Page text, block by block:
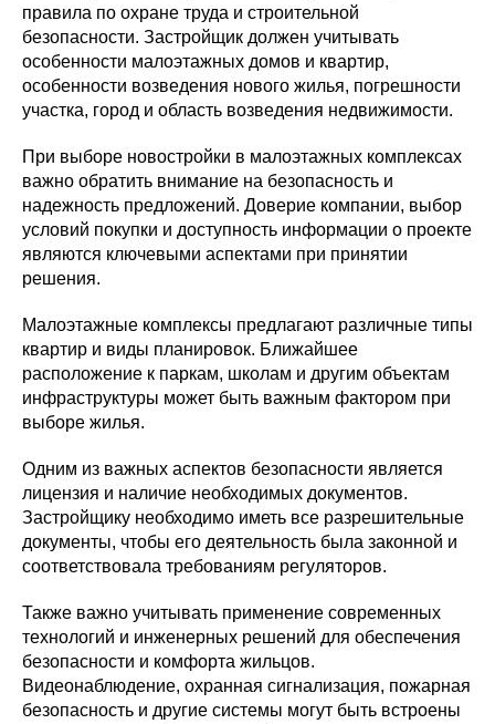
правила по охране труда и строительной
безопасности. Застройщик должен учитывать
особенности малоэтажных домов и квартир,
особенности возведения нового жилья, погрешности
участка, город и область возведения недвижимости.
При выборе новостройки в малоэтажных комплексах
важно обратить внимание на безопасность и
надежность предложений. Доверие компании, выбор
условий покупки и доступность информации о проекте
являются ключевыми аспектами при принятии
решения.
Малоэтажные комплексы предлагают различные типы
квартир и виды планировок. Ближайшее
расположение к паркам, школам и другим объектам
инфраструктуры может быть важным фактором при
выборе жилья.
Одним из важных аспектов безопасности является
лицензия и наличие необходимых документов.
Застройщику необходимо иметь все разрешительные
документы, чтобы его деятельность была законной и
соответствовала требованиям регуляторов.
Также важно учитывать применение современных
технологий и инженерных решений для обеспечения
безопасности и комфорта жильцов.
Видеонаблюдение, охранная сигнализация, пожарная
безопасность и другие системы могут быть встроены